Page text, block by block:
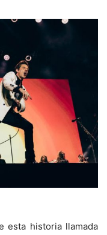
esta historia llamada